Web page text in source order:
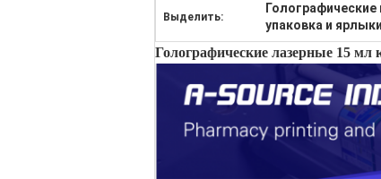
Выделить:
упаковка и
Голографические лазерные 15